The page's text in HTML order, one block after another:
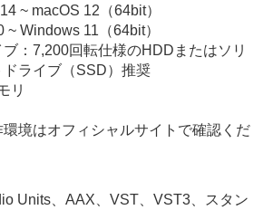
~ macOS 12（64bit）
~ Windows 11（64bit）
：7,200回転仕様のHDDまたはソリ
ドライブ（SSD）推奨
リ
環境はオフィシャルサイトで確認くだ
Units、AAX、VST、VST3、スタン